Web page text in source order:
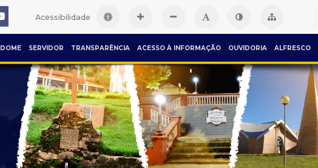
Acessibilidade
DOME SERVIDOR TRANSPARÊNCIA ACESSO À INFORMAÇÃO OUVIDORIA ALFRESCO